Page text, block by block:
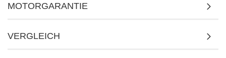
MOTORGARANTIE
VERGLEICH